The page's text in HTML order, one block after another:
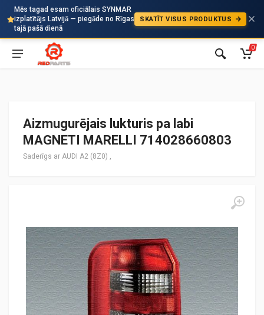
Mēs tagad esam oficiālais SYNMAR
izplatītājs Latvijā — piegāde no Rīgas
tajā pašā dienā
SKATĪT VISUS PRODUKTUS
Auto
0
Aizmugurējais lukturis pa labi
MAGNETI MARELLI 714028660803
Saderīgs ar AUDI A2 (8Z0) ,